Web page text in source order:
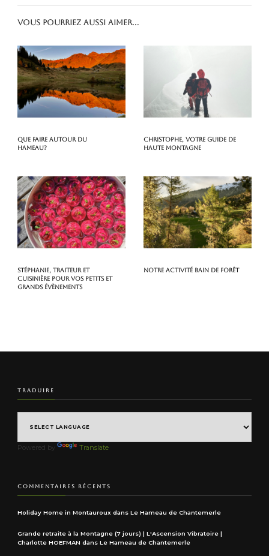
Vous pourriez aussi aimer...
Que faire autour du
hameau?
Christophe, votre guide de
haute montagne
Stéphanie, traiteur et
cuisinière pour vos petits et
grands évènements
Notre activité Bain de Forêt
TRADUIRE
Powered by Translate
COMMENTAIRES RÉCENTS
Holiday Home in Montauroux dans Le Hameau de Chantemerle
Grande retraite à la Montagne (7 jours) | L'Ascension Vibratoire |
Charlotte HOEFMAN dans Le Hameau de Chantemerle